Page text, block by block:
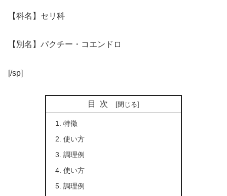
【科名】セリ科
【別名】パクチー・コエンドロ
[/sp]
目次
特徴
使い方
調理例
使い方
調理例